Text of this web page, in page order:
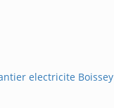
electricite Boissey